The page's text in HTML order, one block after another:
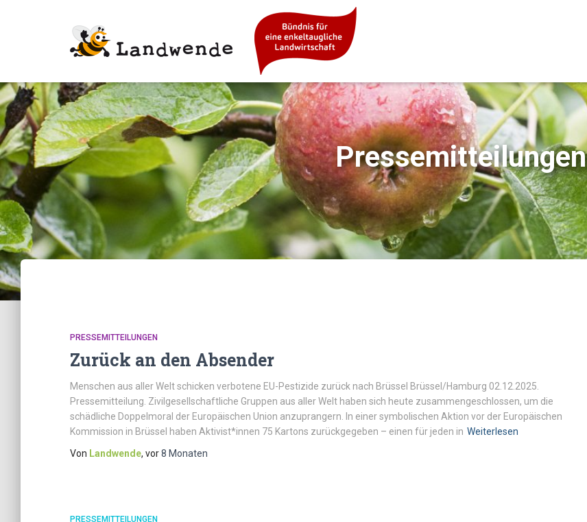
Pressemitteilungen
PRESSEMITTEILUNGEN
Zurück an den Absender
Menschen aus aller Welt schicken verbotene EU-Pestizide zurück nach Brüssel Brüssel/Hamburg 02.12.2025.
Pressemitteilung. Zivilgesellschaftliche Gruppen aus aller Welt haben sich heute zusammengeschlossen, um die
schädliche Doppelmoral der Europäischen Union anzuprangern. In einer symbolischen Aktion vor der Europäischen
Kommission in Brüssel haben Aktivist*innen 75 Kartons zurückgegeben – einen für jeden in Weiterlesen
Von Landwende, vor8 Monaten
PRESSEMITTEILUNGEN